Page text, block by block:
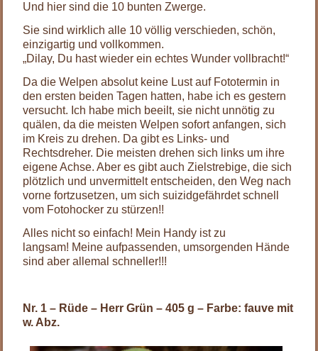
Und hier sind die 10 bunten Zwerge.
Sie sind wirklich alle 10 völlig verschieden, schön,
einzigartig und vollkommen.
„Dilay, Du hast wieder ein echtes Wunder vollbracht!“
Da die Welpen absolut keine Lust auf Fototermin in
den ersten beiden Tagen hatten, habe ich es gestern
versucht. Ich habe mich beeilt, sie nicht unnötig zu
quälen, da die meisten Welpen sofort anfangen, sich
im Kreis zu drehen. Da gibt es Links- und
Rechtsdreher. Die meisten drehen sich links um ihre
eigene Achse. Aber es gibt auch Zielstrebige, die sich
plötzlich und unvermittelt entscheiden, den Weg nach
vorne fortzusetzen, um sich suizidgefährdet schnell
vom Fotohocker zu stürzen!!
Alles nicht so einfach! Mein Handy ist zu
langsam! Meine aufpassenden, umsorgenden Hände
sind aber allemal schneller!!!
Nr. 1 – Rüde – Herr Grün – 405 g – Farbe: fauve mit
w. Abz.